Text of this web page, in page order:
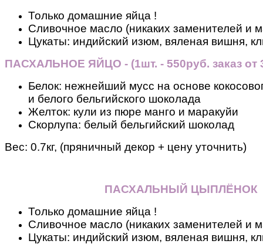
Только домашние яйца !
Сливочное масло (никаких заменителей и
Цукаты: индийский изюм, вяленая вишня,
ПАСХАЛЬНОЕ ЯЙЦО - (1шт. - 550руб. заказ от
Белок: нежнейший мусс на основе
и белого бельгийского шоколада
Желток: кули из пюре манго и маракуйи
Скорлупа: белый бельгийский шоколад
Вес: 0.7кг, (пряничный декор + цену уточнить)
ПАСХАЛЬНЫЙ ЦЫПЛЁНОК
Только домашние яйца !
Сливочное масло (никаких заменителей и
Цукаты: индийский изюм, вяленая вишня,